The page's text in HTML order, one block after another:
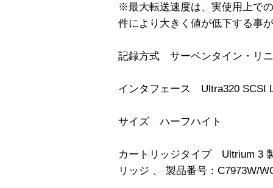
※最大転送速度は、実使用上で
件により大きく値が低下する事
記録方式 サーペンタイン・リ
インタフェース Ultra320 SCSI
サイズ ハーフハイト
カートリッジタイプ Ultrium 3
リッジ 、 製品番号：C7973W/